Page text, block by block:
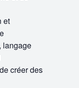
et
langage
créer des